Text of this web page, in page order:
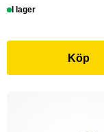
I lager
Köp